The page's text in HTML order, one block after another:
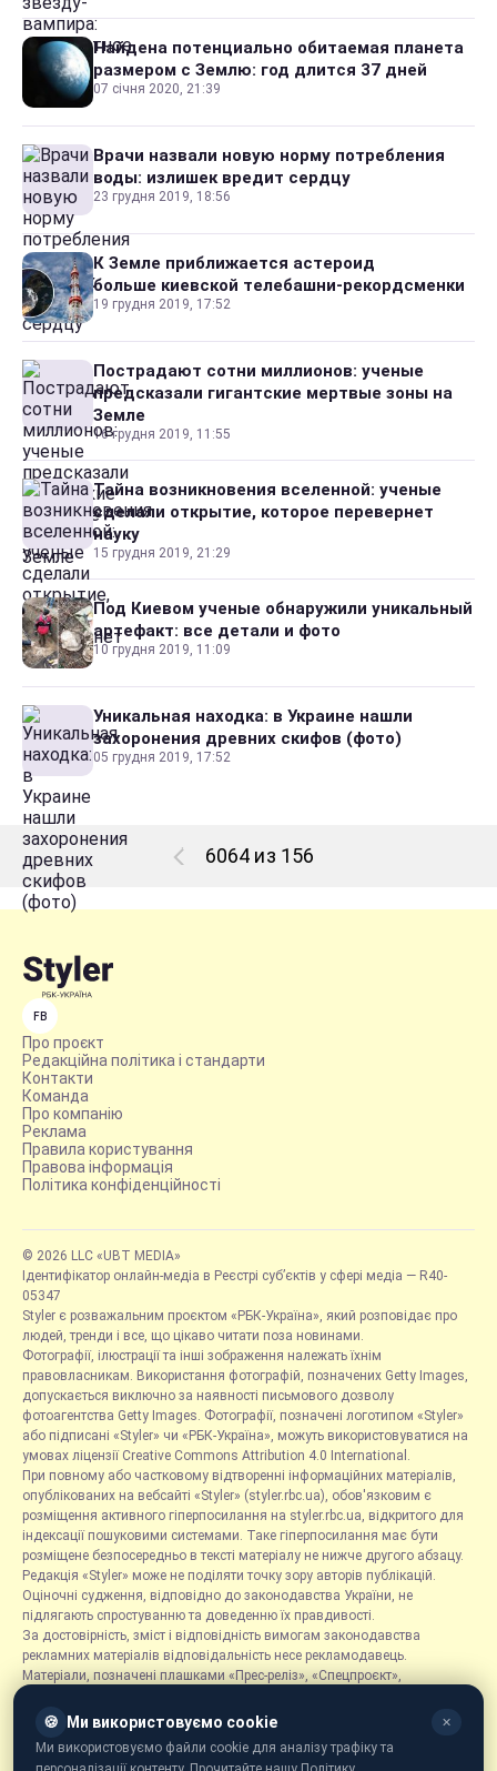
Найдена потенциально обитаемая планета
размером с Землю: год длится 37 дней
07 січня 2020, 21:39
Врачи назвали новую норму потребления
воды: излишек вредит сердцу
23 грудня 2019, 18:56
К Земле приближается астероид
больше киевской телебашни-рекордсменки
19 грудня 2019, 17:52
Пострадают сотни миллионов: ученые
предсказали гигантские мертвые зоны на
Земле
16 грудня 2019, 11:55
Тайна возникновения вселенной: ученые
сделали открытие, которое перевернет
науку
15 грудня 2019, 21:29
Под Киевом ученые обнаружили уникальный
артефакт: все детали и фото
10 грудня 2019, 11:09
Уникальная находка: в Украине нашли
захоронения древних скифов (фото)
05 грудня 2019, 17:52
6064 из 156
FB
Про проєкт
Редакційна політика і стандарти
Контакти
Команда
Про компанію
Реклама
Правила користування
Правова інформація
Політика конфіденційності
© 2026 LLC «UBT MEDIA»
Ідентифікатор онлайн-медіа в Реєстрі суб’єктів у сфері медіа — R40-
05347
Styler є розважальним проєктом «РБК-Україна», який розповідає про
людей, тренди і все, що цікаво читати поза новинами.
Фотографії, ілюстрації та інші зображення належать їхнім
правовласникам. Використання фотографій, позначених Getty Images,
допускається виключно за наявності письмового дозволу
фотоагентства Getty Images. Фотографії, позначені логотипом «Styler»
або підписані «Styler» чи «РБК-Україна», можуть використовуватися на
умовах ліцензії Creative Commons Attribution 4.0 International.
При повному або частковому відтворенні інформаційних матеріалів,
опублікованих на вебсайті «Styler» (styler.rbc.ua), обов'язковим є
розміщення активного гіперпосилання на styler.rbc.ua, відкритого для
індексації пошуковими системами. Таке гіперпосилання має бути
розміщене безпосередньо в тексті матеріалу не нижче другого абзацу.
Редакція «Styler» може не поділяти точку зору авторів публікацій.
Оціночні судження, відповідно до законодавства України, не
підлягають спростуванню та доведенню їх правдивості.
За достовірність, зміст і відповідність вимогам законодавства
рекламних матеріалів відповідальність несе рекламодавець.
Матеріали, позначені плашками «Прес-реліз», «Спецпроєкт»,
розміщуються на правах реклами.
Рубрика «Новини компаній» є інформаційним форматом, що містить
новини, повідомлення та оголошення, пов'язані з діяльністю
🍪 Ми використовуємо cookie ✕
Ми використовуємо файли cookie для аналізу трафіку та